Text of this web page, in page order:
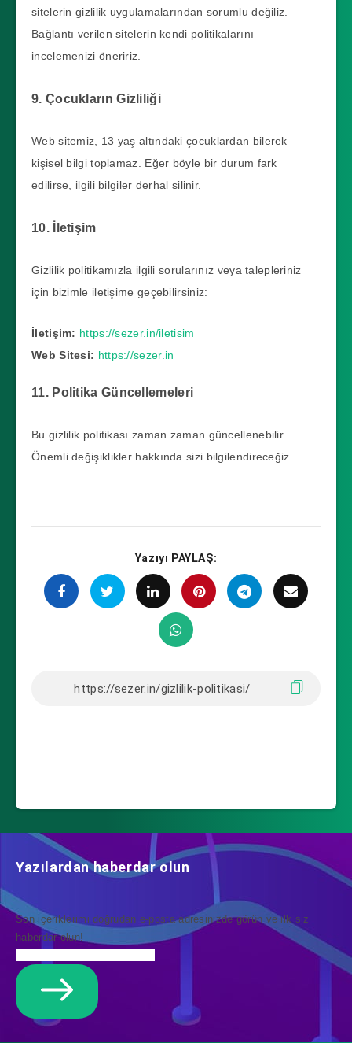
sitelerin gizlilik uygulamalarından sorumlu değiliz.
Bağlantı verilen sitelerin kendi politikalarını
incelemenizi öneririz.
9. Çocukların Gizliliği
Web sitemiz, 13 yaş altındaki çocuklardan bilerek
kişisel bilgi toplamaz. Eğer böyle bir durum fark
edilirse, ilgili bilgiler derhal silinir.
10. İletişim
Gizlilik politikamızla ilgili sorularınız veya talepleriniz
için bizimle iletişime geçebilirsiniz:
İletişim: https://sezer.in/iletisim
Web Sitesi: https://sezer.in
11. Politika Güncellemeleri
Bu gizlilik politikası zaman zaman güncellenebilir.
Önemli değişiklikler hakkında sizi bilgilendireceğiz.
Yazıyı PAYLAŞ:
Yazılardan haberdar olun
Son içeriklerimi doğrudan e-posta adresinizde görün ve ilk siz
haberdar olun!